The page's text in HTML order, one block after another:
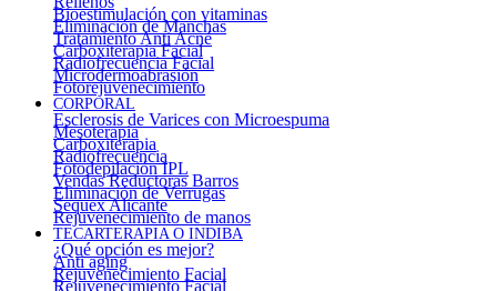
Bioestimulación con vitaminas
Eliminación de Manchas
Tratamiento Anti Acné
Carboxiterapia Facial
Radiofrecuencia Facial
Microdermoabrasión
Fotorejuvenecimiento
CORPORAL
Esclerosis de Varices con Microespuma
Mesoterapia
Carboxiterapia
Radiofrecuencia
Fotodepilación IPL
Vendas Reductoras Barros
Eliminación de Verrugas
Sequex Alicante
Rejuvenecimiento de manos
TECARTERAPIA O INDIBA
¿Qué opción es mejor?
Anti aging
Rejuvenecimiento Facial
Rejuvenecimiento Facial